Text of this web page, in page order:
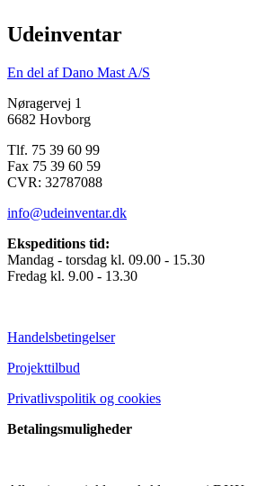
Udeinventar
En del af Dano Mast A/S
Nøragervej 1
6682 Hovborg
Tlf. 75 39 60 99
Fax 75 39 60 59
CVR: 32787088
info@udeinventar.dk
Ekspeditions tid:
Mandag - torsdag kl. 09.00 - 15.30
Fredag kl. 9.00 - 13.30
Handelsbetingelser
Projekttilbud
Privatlivspolitik og cookies
Betalingsmuligheder